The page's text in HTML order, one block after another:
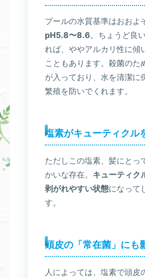
プールの水質基準はおおよ
pH5.8〜8.6。ちょうど良
れば、ややアルカリ性に傾
こともあります。殺菌のた
が入っており、水を清潔に
繁殖を防いでくれます。
塩素がキューティクル
ただしこの塩素、髪にとっ
かいな存在。 キューティク
剥がれやすい状態になって
す。
頭皮の「常在菌」にも
人によっては、塩素で頭皮